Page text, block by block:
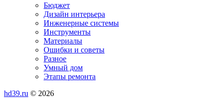
Бюджет
Дизайн интерьера
Инженерные системы
Инструменты
Материалы
Ошибки и советы
Разное
Умный дом
Этапы ремонта
hd39.ru © 2026